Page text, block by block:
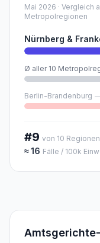
Mai 2026 · Vergleich
Metropolregionen
Nürnberg &
Ø aller 10
Berlin-Brandenburg
#9 von 10 Regionen
≈16 Fälle / 100k